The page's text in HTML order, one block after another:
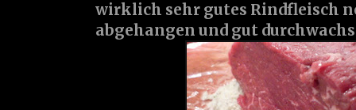
wirklich sehr gutes Rindfleisch
abgehangen und gut